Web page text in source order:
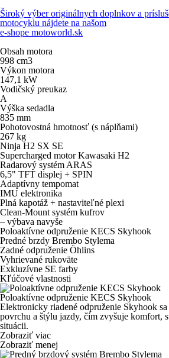
Široký výber originálnych doplnkov a
motocyklu nájdete na našom
e-shope motoworld.sk
Obsah motora
998 cm3
Výkon motora
147,1 kW
Vodičský preukaz
A
Výška sedadla
835 mm
Pohotovostná hmotnosť (s náplňami)
267 kg
Ninja H2 SX SE
Supercharged motor Kawasaki H2
Radarový systém ARAS
6,5" TFT displej + SPIN
Adaptívny tempomat
IMU elektronika
Plná kapotáž + nastaviteľné plexi
Clean-Mount systém kufrov
– výbava navyše
Poloaktívne odpruženie KECS Skyhook
Predné brzdy Brembo Stylema
Zadné odpruženie Öhlins
Vyhrievané rukoväte
Exkluzívne SE farby
Kľúčové vlastnosti
Poloaktívne odpruženie KECS Skyhook
Elektronicky riadené odpruženie Skyhook sa
povrchu a štýlu jazdy, čím zvyšuje komfort,
situácii.
Zobraziť viac
Zobraziť menej